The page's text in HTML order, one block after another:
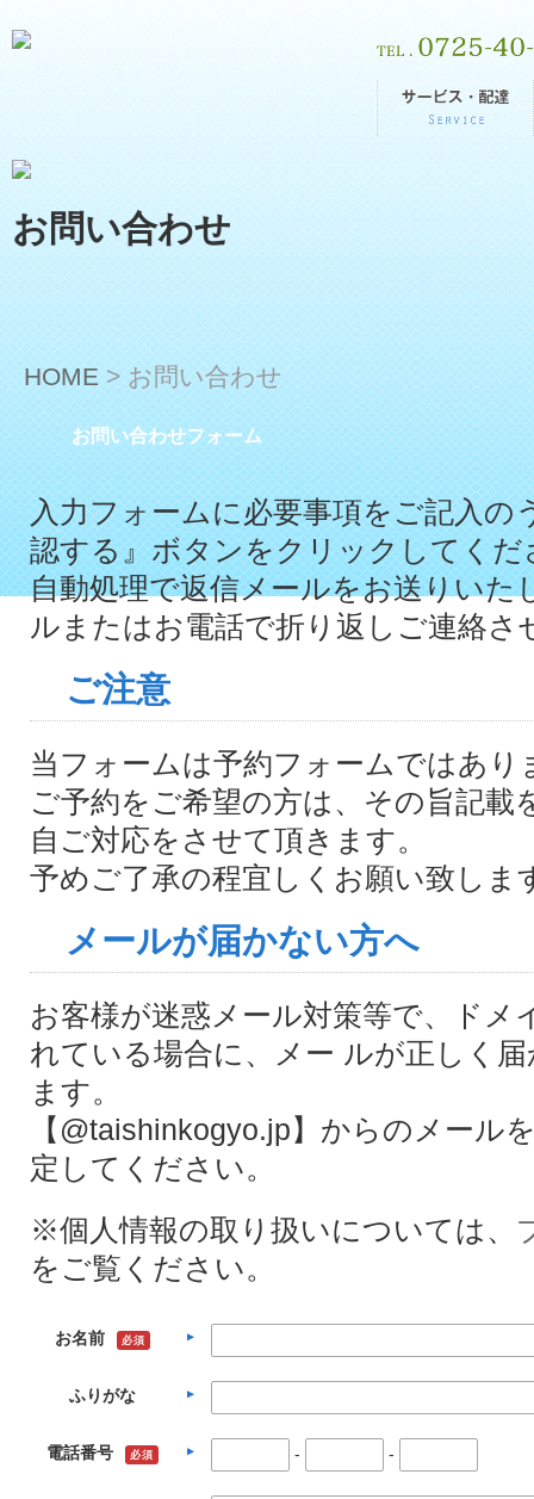
お問い合わせ
HOME> お問い合わせ
お問い合わせフォーム
入力フォームに必要事項をご記入の
認する』ボタンをクリックしてくだ
自動処理で返信メールをお送りいた
ルまたはお電話で折り返しご連絡さ
ご注意
当フォームは予約フォームではあり
ご予約をご希望の方は、その旨記載
自ご対応をさせて頂きます。
予めご了承の程宜しくお願い致しま
メールが届かない方へ
お客様が迷惑メール対策等で、ドメ
れている場合に、メー ルが正しく
ます。
【@taishinkogyo.jp】からのメール
定してください。
※個人情報の取り扱いについては、
をご覧ください。
お名前 必須
ふりがな
電話番号 必須 - -